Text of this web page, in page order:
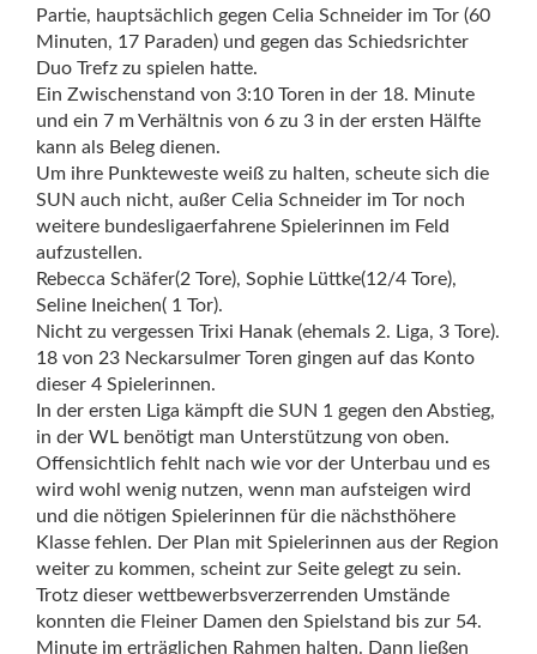
Partie, hauptsächlich gegen Celia Schneider im Tor (60
Minuten, 17 Paraden) und gegen das Schiedsrichter
Duo Trefz zu spielen hatte.
Ein Zwischenstand von 3:10 Toren in der 18. Minute
und ein 7 m Verhältnis von 6 zu 3 in der ersten Hälfte
kann als Beleg dienen.
Um ihre Punkteweste weiß zu halten, scheute sich die
SUN auch nicht, außer Celia Schneider im Tor noch
weitere bundesligaerfahrene Spielerinnen im Feld
aufzustellen.
Rebecca Schäfer(2 Tore), Sophie Lüttke(12/4 Tore),
Seline Ineichen( 1 Tor).
Nicht zu vergessen Trixi Hanak (ehemals 2. Liga, 3 Tore).
18 von 23 Neckarsulmer Toren gingen auf das Konto
dieser 4 Spielerinnen.
In der ersten Liga kämpft die SUN 1 gegen den Abstieg,
in der WL benötigt man Unterstützung von oben.
Offensichtlich fehlt nach wie vor der Unterbau und es
wird wohl wenig nutzen, wenn man aufsteigen wird
und die nötigen Spielerinnen für die nächsthöhere
Klasse fehlen. Der Plan mit Spielerinnen aus der Region
weiter zu kommen, scheint zur Seite gelegt zu sein.
Trotz dieser wettbewerbsverzerrenden Umstände
konnten die Fleiner Damen den Spielstand bis zur 54.
Minute im erträglichen Rahmen halten. Dann ließen